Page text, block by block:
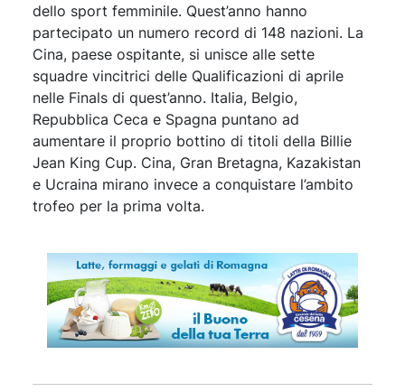
dello sport femminile. Quest’anno hanno
partecipato un numero record di 148 nazioni. La
Cina, paese ospitante, si unisce alle sette
squadre vincitrici delle Qualificazioni di aprile
nelle Finals di quest’anno. Italia, Belgio,
Repubblica Ceca e Spagna puntano ad
aumentare il proprio bottino di titoli della Billie
Jean King Cup. Cina, Gran Bretagna, Kazakistan
e Ucraina mirano invece a conquistare l’ambito
trofeo per la prima volta.